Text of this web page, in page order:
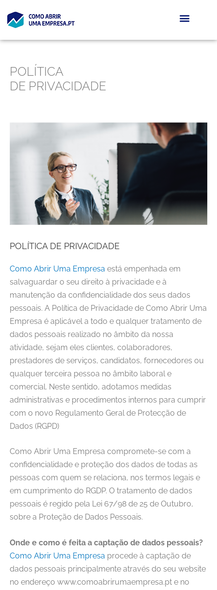
POLÍTICA
DE PRIVACIDADE
POLÍTICA DE PRIVACIDADE
Como Abrir Uma Empresa está empenhada em
salvaguardar o seu direito à privacidade e à
manutenção da confidencialidade dos seus dados
pessoais. A Política de Privacidade de Como Abrir Uma
Empresa é aplicável a todo e qualquer tratamento de
dados pessoais realizado no âmbito da nossa
atividade, sejam eles clientes, colaboradores,
prestadores de serviços, candidatos, fornecedores ou
qualquer terceira pessoa no âmbito laboral e
comercial. Neste sentido, adotamos medidas
administrativas e procedimentos internos para cumprir
com o novo Regulamento Geral de Protecção de
Dados (RGPD)
Como Abrir Uma Empresa compromete-se com a
confidencialidade e proteção dos dados de todas as
pessoas com quem se relaciona, nos termos legais e
em cumprimento do RGDP. O tratamento de dados
pessoais é regido pela Lei 67/98 de 25 de Outubro,
sobre a Proteção de Dados Pessoais.
Onde e como é feita a captação de dados pessoais?
Como Abrir Uma Empresa procede à captação de
dados pessoais principalmente através do seu website
no endereço www.comoabrirumaempresa.pt e no